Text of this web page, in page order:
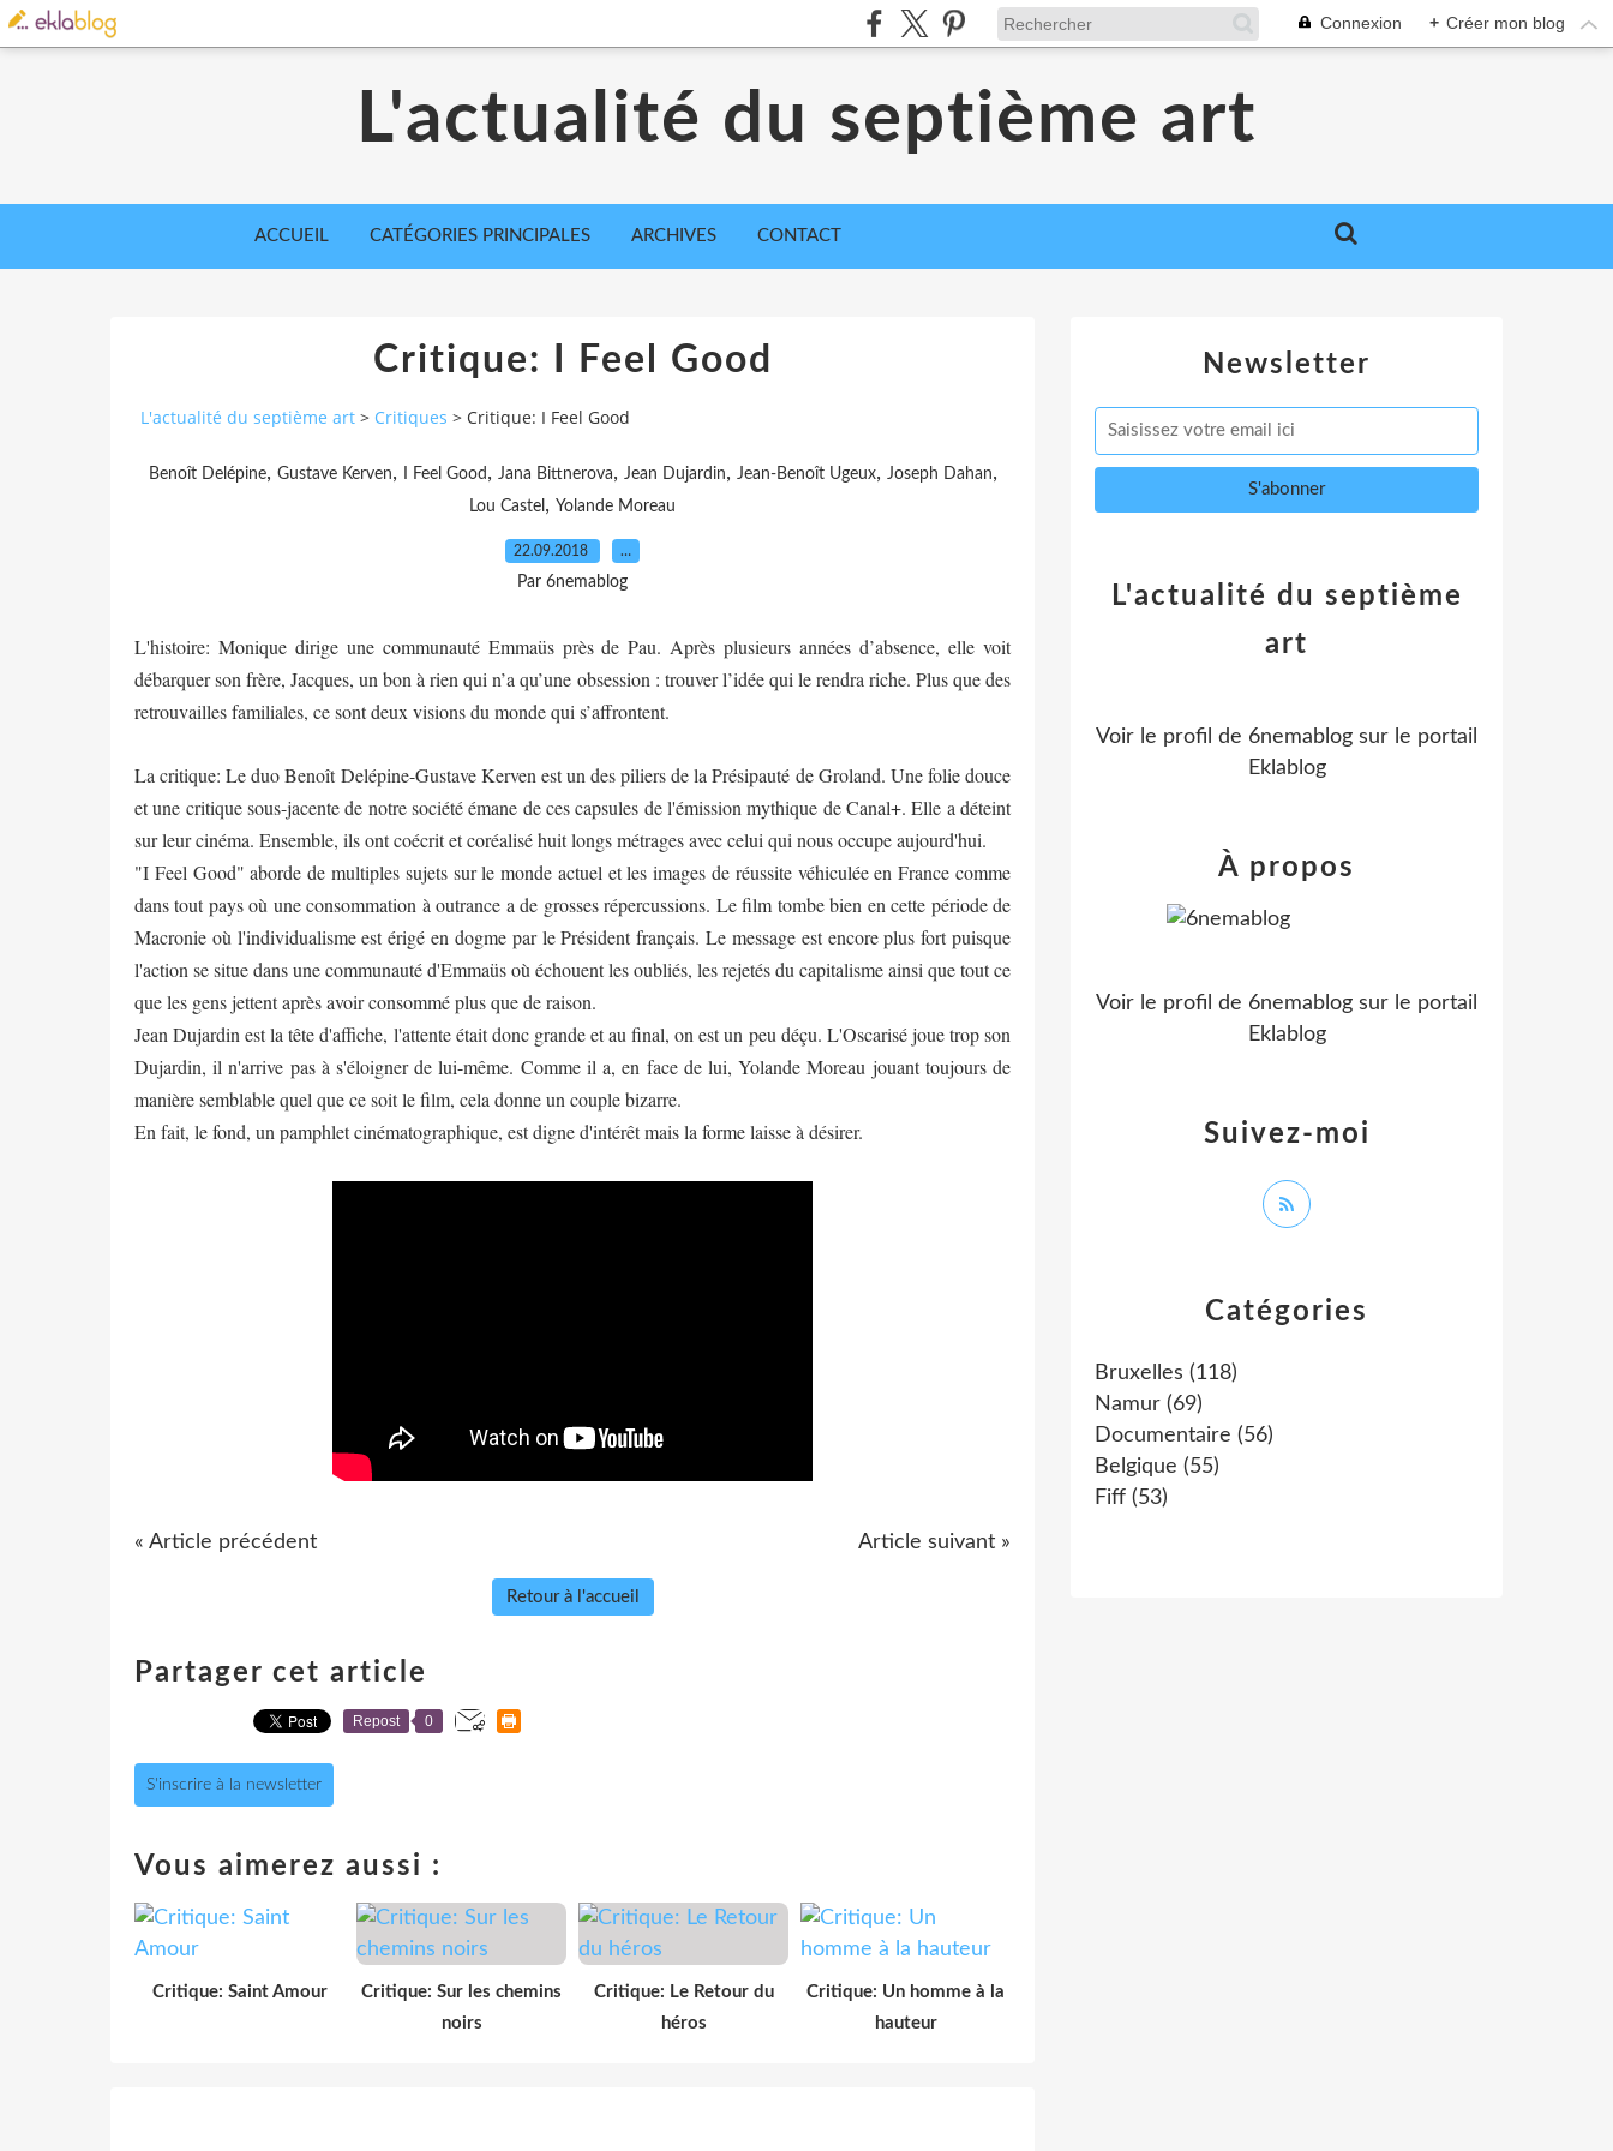
Connexion + Créer mon blog
L'actualité du septième art
ACCUEIL CATÉGORIES PRINCIPALES ARCHIVES CONTACT
Critique: I Feel Good
L'actualité du septième art > Critiques > Critique: I Feel Good
Benoît Delépine, Gustave Kerven, I Feel Good , Jana Bittnerova, Jean Dujardin, Jean-Benoît Ugeux, Joseph Dahan,
Lou Castel , Yolande Moreau
22.09.2018 …
Par 6nemablog
L'histoire: Monique dirige une communauté Emmaüs près de Pau. Après plusieurs années d’absence, elle voit
débarquer son frère, Jacques, un bon à rien qui n’a qu’une obsession : trouver l’idée qui le rendra riche. Plus que des
retrouvailles familiales, ce sont deux visions du monde qui s’affrontent.
La critique: Le duoBenoît Delépine-Gustave Kerven est un des piliers de la Présipauté de Groland. Une folie douce
et une critique sous-jacente de notre société émane de ces capsules de l'émission mythique de Canal+. Elle a déteint
sur leur cinéma. Ensemble, ils ont coécrit et coréalisé huit longs métrages avec celui qui nous occupe aujourd'hui.
"I Feel Good" aborde de multiples sujets sur le monde actuel et les images de réussite véhiculée en France comme
dans tout pays où une consommation à outrance a de grosses répercussions. Le film tombe bien en cette période de
Macronie où l'individualisme est érigé en dogme par le Président français. Le message est encore plus fort puisque
l'action se situe dans une communauté d'Emmaüs où échouent les oubliés, les rejetés du capitalisme ainsi que tout ce
que les gens jettent après avoir consommé plus que de raison.
Jean Dujardin est la tête d'affiche, l'attente était donc grande et au final, on est un peu déçu. L'Oscarisé joue trop son
Dujardin, il n'arrive pas à s'éloigner de lui-même. Comme il a, en face de lui, Yolande Moreau jouant toujours de
manière semblable quel que ce soit le film, cela donne un couple bizarre.
En fait, le fond, un pamphlet cinématographique, est digne d'intérêt mais la forme laisse à désirer.
« Article précédent Article suivant »
Retour à l'accueil
Partager cet article
Repost 0
S'inscrire à la newsletter
Vous aimerez aussi :
Critique: Saint Amour
Critique: Sur les chemins
noirs
Critique: Le Retour du
héros
Critique: Un homme à la
hauteur
Newsletter
Catégories
Bruxelles (118)
Namur (69)
Documentaire (56)
Belgique (55)
Fiff (53)
L'actualité du septième
art
Voir le profil de 6nemablog sur le portail
Eklablog
Suivez-moi
À propos
Voir le profil de 6nemablog sur le portail
Eklablog